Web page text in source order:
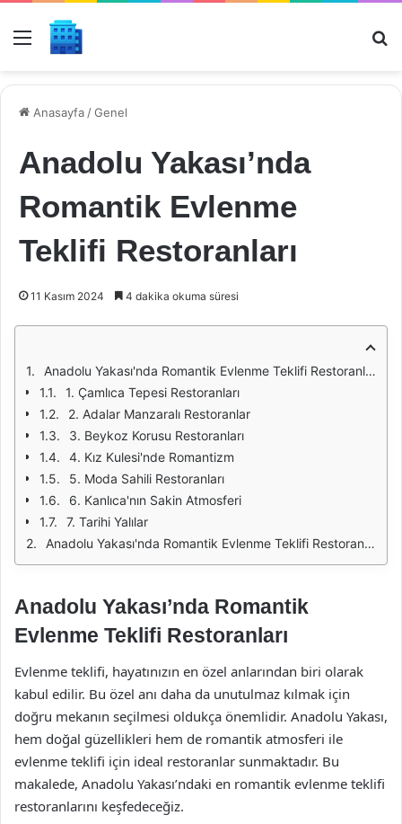
Menü
Anasayfa /Genel
Anadolu Yakası’nda
Romantik Evlenme
Teklifi Restoranları
11 Kasım 2024 4 dakika okuma süresi
Anadolu Yakası'nda Romantik Evlenme Teklifi Restoranları
1. Çamlıca Tepesi Restoranları
2. Adalar Manzaralı Restoranlar
3. Beykoz Korusu Restoranları
4. Kız Kulesi'nde Romantizm
5. Moda Sahili Restoranları
6. Kanlıca'nın Sakin Atmosferi
7. Tarihi Yalılar
Anadolu Yakası'nda Romantik Evlenme Teklifi Restoranları
Anadolu Yakası’nda Romantik
Evlenme Teklifi Restoranları
Evlenme teklifi, hayatınızın en özel anlarından biri olarak
kabul edilir. Bu özel anı daha da unutulmaz kılmak için
doğru mekanın seçilmesi oldukça önemlidir. Anadolu Yakası,
hem doğal güzellikleri hem de romantik atmosferi ile
evlenme teklifi için ideal restoranlar sunmaktadır. Bu
makalede, Anadolu Yakası’ndaki en romantik evlenme teklifi
restoranlarını keşfedeceğiz.